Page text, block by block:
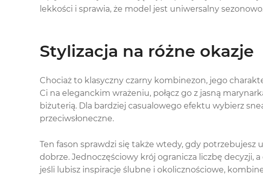
lekkości i sprawia, że model jest uniwersalny
Stylizacja na różne okazje
Chociaż to klasyczny czarny kombinezon, jego
Ci na eleganckim wrażeniu, połącz go z jasną
biżuterią. Dla bardziej casualowego efektu wybierz
przeciwsłoneczne.
Ten fason sprawdzi się także wtedy, gdy potrzebujesz
dobrze. Jednoczęściowy krój ogranicza liczbę decyzji,
jeśli lubisz inspiracje ślubne i okolicznościowe,